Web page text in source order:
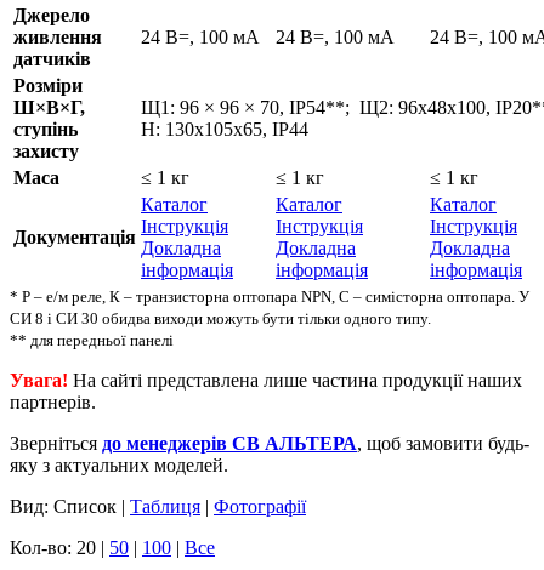
Джерело
живлення
датчиків
24 В=, 100 мА 24 В=, 100 мА 24 В=, 100
Розміри
Ш×В×Г,
ступінь
захисту
Щ1: 96 × 96 × 70, IP54**; Щ2: 96х48х100,
Н: 130х105х65, IP44
Маса ≤ 1 кг ≤ 1 кг ≤ 1 кг
Документація
Каталог
Інструкція
Докладна
інформація
Каталог
Інструкція
Докладна
інформація
Каталог
Інструкція
Докладна
інформація
* Р – е/м реле, К – транзисторна оптопара NPN, С – симісторна оптопара. У
СИ 8 і СИ 30 обидва виходи можуть бути тільки одного типу.
** для передньої панелі
Увага! На сайті представлена лише частина продукції наших
партнерів.
Зверніться до менеджерів СВ АЛЬТЕРА, щоб замовити будь-
яку з актуальних моделей.
Вид: Список | Таблиця | Фотографії
Кол-во: 20 | 50 | 100 | Все